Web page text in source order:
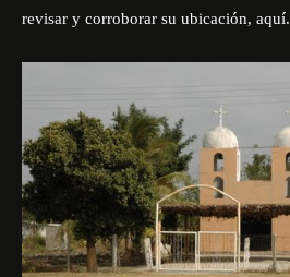
revisar y corroborar su ubicación, aquí.